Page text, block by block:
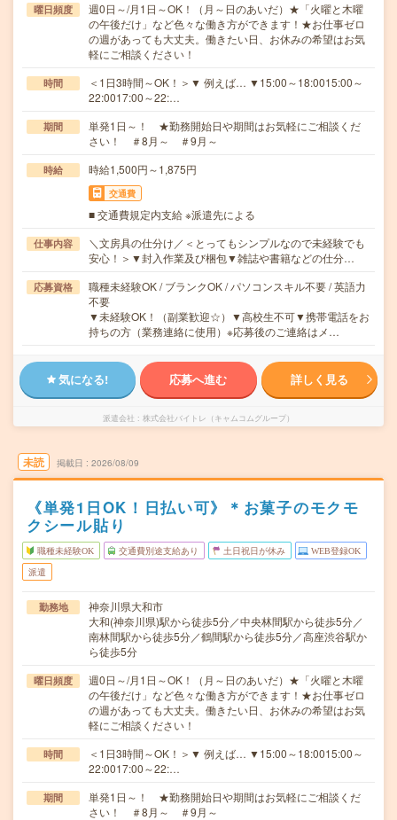
曜日頻度
週0日～/月1日～OK！（月～日のあいだ）★「火曜と木曜
の午後だけ」など色々な働き方ができます！★お仕事ゼロ
の週があっても大丈夫。働きたい日、お休みの希望はお気
軽にご相談ください！
時間
＜1日3時間～OK！＞▼ 例えば… ▼15:00～18:0015:00～
22:0017:00～22:…
期間
単発1日～！ ★勤務開始日や期間はお気軽にご相談くだ
さい！ ＃8月～ ＃9月～
時給 時給1,500円～1,875円
交通費
■ 交通費規定内支給 ※派遣先による
仕事内容
＼文房具の仕分け／＜とってもシンプルなので未経験でも
安心！＞▼封入作業及び梱包▼雑誌や書籍などの仕分…
応募資格
職種未経験OK / ブランクOK / パソコンスキル不要 / 英語力
不要
▼未経験OK！（副業歓迎☆）▼高校生不可▼携帯電話をお
持ちの方（業務連絡に使用）※応募後のご連絡はメ…
気になる! 応募へ進む 詳しく見る
派遣会社 株式会社バイトレ（キャムコムグループ）
未読 掲載日 2026/08/09
《単発1日OK！日払い可》＊お菓子のモクモ
クシール貼り
職種未経験OK 交通費別途支給あり 土日祝日が休み WEB登録OK
派遣
勤務地
神奈川県大和市
大和(神奈川県)駅から徒歩5分／中央林間駅から徒歩5分／
南林間駅から徒歩5分／鶴間駅から徒歩5分／高座渋谷駅か
ら徒歩5分
曜日頻度
週0日～/月1日～OK！（月～日のあいだ）★「火曜と木曜
の午後だけ」など色々な働き方ができます！★お仕事ゼロ
の週があっても大丈夫。働きたい日、お休みの希望はお気
軽にご相談ください！
時間
＜1日3時間～OK！＞▼ 例えば… ▼15:00～18:0015:00～
22:0017:00～22:…
期間
単発1日～！ ★勤務開始日や期間はお気軽にご相談くだ
さい！ ＃8月～ ＃9月～